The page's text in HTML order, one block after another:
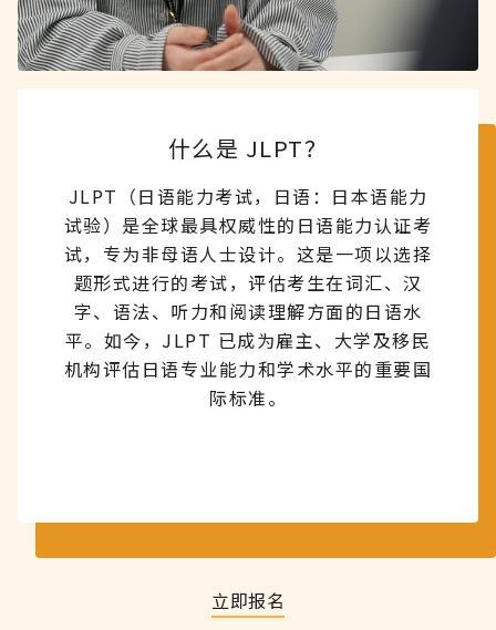
什么是 JLPT？
JLPT（日语能力考试，日语：日本语能力
试验）是全球最具权威性的日语能力认证考
试，专为非母语人士设计。这是一项以选择
题形式进行的考试，评估考生在词汇、汉
字、语法、听力和阅读理解方面的日语水
平。如今，JLPT 已成为雇主、大学及移民
机构评估日语专业能力和学术水平的重要国
际标准。
立即报名